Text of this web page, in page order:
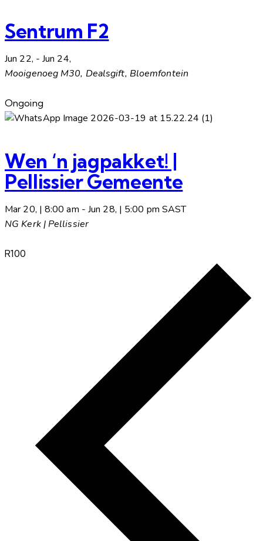
Sentrum F2
Jun 22, -Jun 24,
Mooigenoeg M30, Dealsgift, Bloemfontein
Ongoing
Wen ‘n jagpakket! |
Pellissier Gemeente
Mar 20, | 8:00 am -Jun 28, | 5:00 pm SAST
NG Kerk | Pellissier
R100